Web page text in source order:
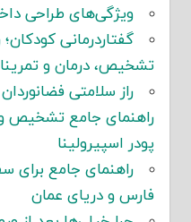
ویژگی‌های طراحی
گفتاردرمانی
تشخیص، درمان و
راز سلامتی
راهنمای جامع تشخیص
پودر اسپیرولینا
راهنمای جامع برای
فارس و دریای عمان